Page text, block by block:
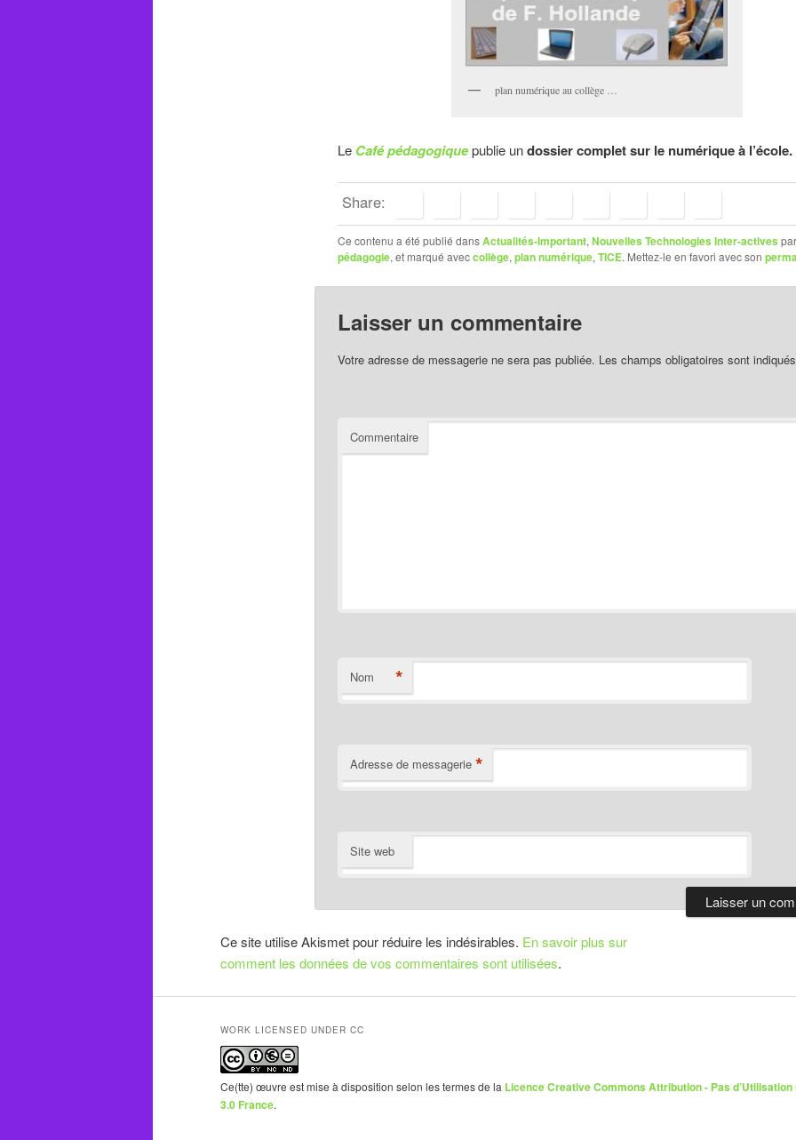
plan numérique au collège …
Le Café pédagogiquepublie undossier complet sur le numérique à l’école.
Share:
Ce contenu a été publié dansActualités-Important, Nouvelles Technologies Inter-actives par
pédagogie, et marqué aveccollège, plan numérique, TICE. Mettez-le en favori avec son
Laisser un commentaire
Votre adresse de messagerie ne sera pas publiée. Les champs obligatoires sont
Commentaire
Nom *
Adresse de messagerie *
Site web
Ce site utilise Akismet pour réduire les indésirables. En savoir plus sur
comment les données de vos commentaires sont utilisées.
WORK LICENSED UNDER CC
Ce(tte) œuvre est mise à disposition selon les termes de la Licence Creative Commons Attribution - Pas
3.0 France.